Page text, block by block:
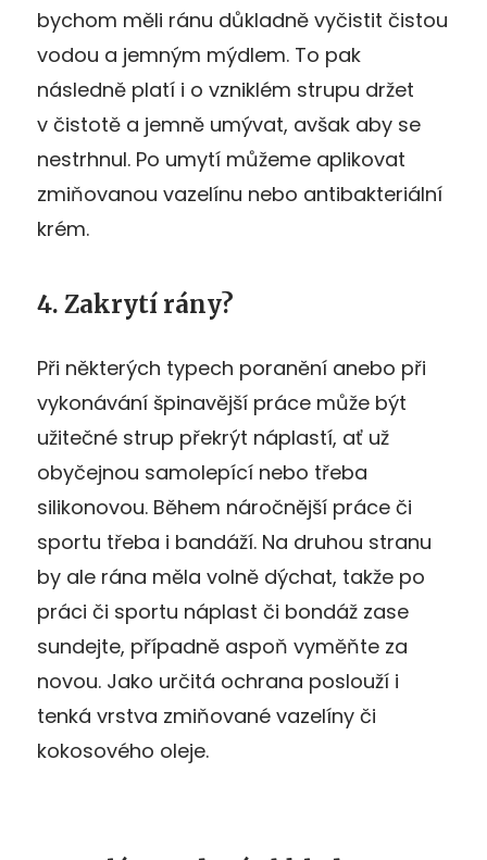
bychom měli ránu důkladně vyčistit čistou
vodou a jemným mýdlem. To pak
následně platí i o vzniklém strupu držet
v čistotě a jemně umývat, avšak aby se
nestrhnul. Po umytí můžeme aplikovat
zmiňovanou vazelínu nebo antibakteriální
krém.
4. Zakrytí rány?
Při některých typech poranění anebo při
vykonávání špinavější práce může být
užitečné strup překrýt náplastí, ať už
obyčejnou samolepící nebo třeba
silikonovou. Během náročnější práce či
sportu třeba i bandáží. Na druhou stranu
by ale rána měla volně dýchat, takže po
práci či sportu náplast či bondáž zase
sundejte, případně aspoň vyměňte za
novou. Jako určitá ochrana poslouží i
tenká vrstva zmiňované vazelíny či
kokosového oleje.